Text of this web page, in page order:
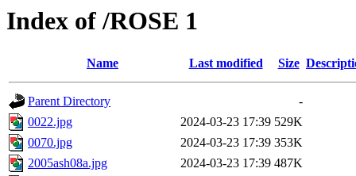
Index of /ROSE 1
Name Last modified Size
Parent Directory
-
0022.jpg
2024-03-23 17:39 529K
0070.jpg
2024-03-23 17:39 353K
2005ash08a.jpg
2024-03-23 17:39 487K